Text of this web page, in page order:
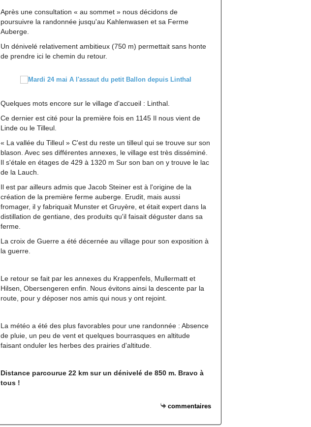
Après une consultation « au sommet » nous décidons de
poursuivre la randonnée jusqu'au Kahlenwasen et sa Ferme
Auberge.
Un dénivelé relativement ambitieux (750 m) permettait sans honte
de prendre ici le chemin du retour.
Quelques mots encore sur le village d'accueil : Linthal.
Ce dernier est cité pour la première fois en 1145 Il nous vient de
Linde ou le Tilleul.
« La vallée du Tilleul » C'est du reste un tilleul qui se trouve sur son
blason. Avec ses différentes annexes, le village est très disséminé.
Il s'étale en étages de 429 à 1320 m Sur son ban on y trouve le lac
de la Lauch.
Il est par ailleurs admis que Jacob Steiner est à l'origine de la
création de la première ferme auberge. Erudit, mais aussi
fromager, il y fabriquait Munster et Gruyère, et était expert dans la
distillation de gentiane, des produits qu'il faisait déguster dans sa
ferme.
La croix de Guerre a été décernée au village pour son exposition à
la guerre.
Le retour se fait par les annexes du Krappenfels, Mullermatt et
Hilsen, Obersengeren enfin. Nous évitons ainsi la descente par la
route, pour y déposer nos amis qui nous y ont rejoint.
La météo a été des plus favorables pour une randonnée : Absence
de pluie, un peu de vent et quelques bourrasques en altitude
faisant onduler les herbes des prairies d'altitude.
Distance parcourue 22 km sur un dénivelé de 850 m. Bravo à
tous !
commentaires